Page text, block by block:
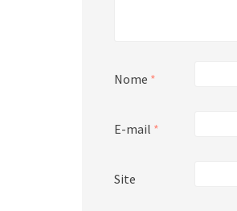
Nome *
E-mail *
Site